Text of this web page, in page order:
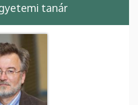
tanár